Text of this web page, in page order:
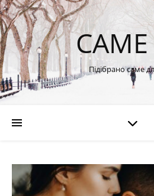
САМЕ
Підібрано саме